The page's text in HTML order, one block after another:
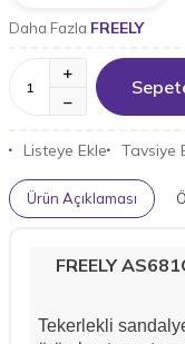
Daha Fazla FREELY
Listeye Ekle Tavsiye
Ürün Açıklaması
FREELY
Tekerlekli